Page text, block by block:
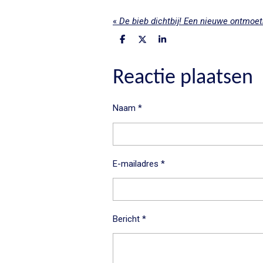
« De bieb dichtbij! Een nieuwe
D
e
n
D
S
r
e
Reactie plaatsen
Naam *
E-mailadres *
Bericht *